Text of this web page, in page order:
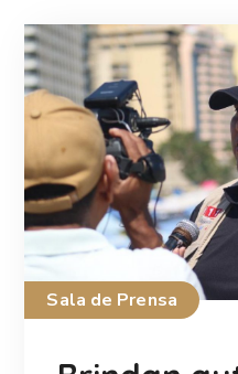
Sala de Prensa